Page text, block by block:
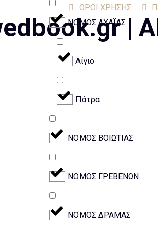
ΝΟΜΟΣ ΑΧΑΪΑΣ
Αίγιο
Πάτρα
ΝΟΜΟΣ ΒΟΙΩΤΙΑΣ
ΝΟΜΟΣ ΓΡΕΒΕΝΩΝ
ΝΟΜΟΣ ΔΡΑΜΑΣ
ΟΡΟΙ ΧΡΗΣΗΣ
|